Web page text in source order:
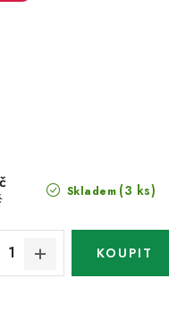
Skladem (3 ks)